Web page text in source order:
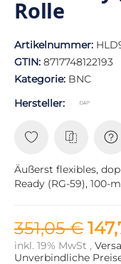
Rolle
Artikelnummer:
GTIN: 8717748122193
Kategorie: BNC
Hersteller:
Äußerst flexibles,
Ready (RG-59), 100-
351,05 €
inkl. 19% MwSt ,
Unverbindliche